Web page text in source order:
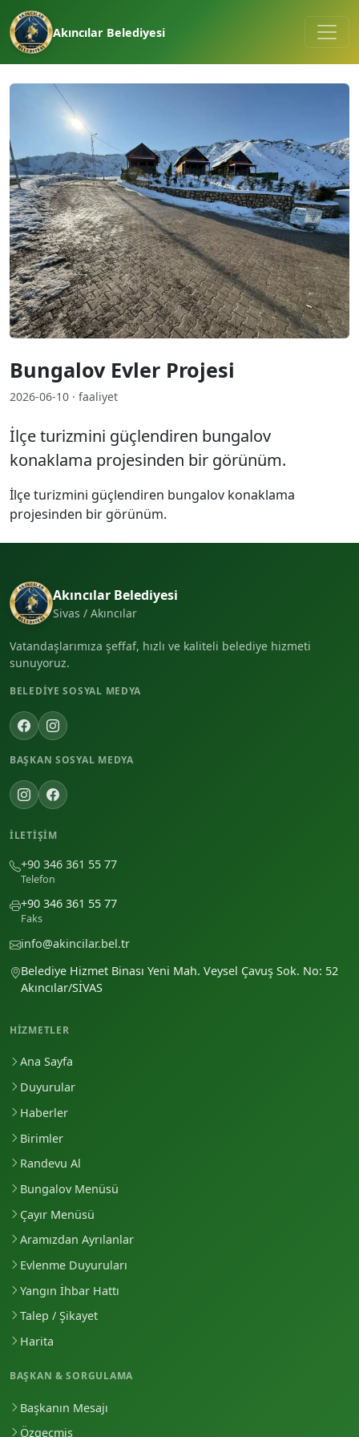
Akıncılar Belediyesi
Bungalov Evler Projesi
2026-06-10 · faaliyet
İlçe turizmini güçlendiren bungalov
konaklama projesinden bir görünüm.
İlçe turizmini güçlendiren bungalov konaklama
projesinden bir görünüm.
Akıncılar Belediyesi
Sivas / Akıncılar
Vatandaşlarımıza şeffaf, hızlı ve kaliteli belediye hizmeti
sunuyoruz.
BELEDIYE SOSYAL MEDYA
BAŞKAN SOSYAL MEDYA
İLETIŞIM
+90 346 361 55 77
Telefon
+90 346 361 55 77
Faks
info@akincilar.bel.tr
Belediye Hizmet Binası Yeni Mah. Veysel Çavuş Sok. No: 52
Akıncılar/SİVAS
HIZMETLER
Ana Sayfa
Duyurular
Haberler
Birimler
Randevu Al
Bungalov Menüsü
Çayır Menüsü
Aramızdan Ayrılanlar
Evlenme Duyuruları
Yangın İhbar Hattı
Talep / Şikayet
Harita
BAŞKAN & SORGULAMA
Başkanın Mesajı
Özgeçmiş